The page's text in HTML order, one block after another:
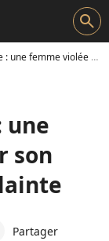
search
par son chauffeur porte plainte
une
son
Partager